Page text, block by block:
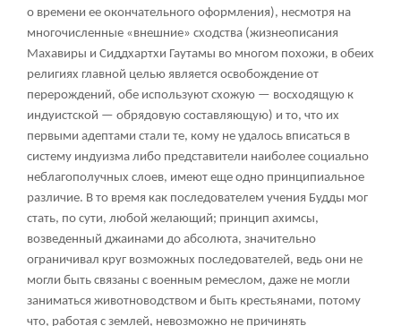
о времени ее окончательного оформления), несмотря на
многочисленные «внешние» сходства (жизнеописания
Махавиры и Сиддхартхи Гаутамы во многом похожи, в обеих
религиях главной целью является освобождение от
перерождений, обе используют схожую — восходящую к
индуистской — обрядовую составляющую) и то, что их
первыми адептами стали те, кому не удалось вписаться в
систему индуизма либо представители наиболее социально
неблагополучных слоев, имеют еще одно принципиальное
различие. В то время как последователем учения Будды мог
стать, по сути, любой желающий; принцип ахимсы,
возведенный джаинами до абсолюта, значительно
ограничивал круг возможных последователей, ведь они не
могли быть связаны с военным ремеслом, даже не могли
заниматься животноводством и быть крестьянами, потому
что, работая с землей, невозможно не причинять